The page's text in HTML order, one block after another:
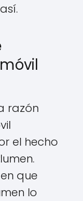
razón
el hecho
que
lo